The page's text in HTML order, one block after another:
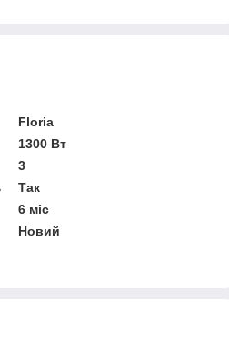
Floria
1300 Вт
3
Так
6 міс
Новий